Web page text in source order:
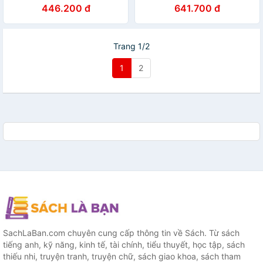
446.200 đ 641.700 đ
Trang 1/2
1 2
SachLaBan.com chuyên cung cấp thông tin về Sách. Từ sách
tiếng anh, kỹ năng, kinh tế, tài chính, tiểu thuyết, học tập, sách
thiếu nhi, truyện tranh, truyện chữ, sách giao khoa, sách tham